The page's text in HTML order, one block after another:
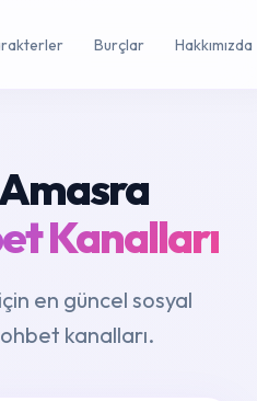
Burçlar Hakkımızda
Kanalları
en güncel sosyal
kanalları.